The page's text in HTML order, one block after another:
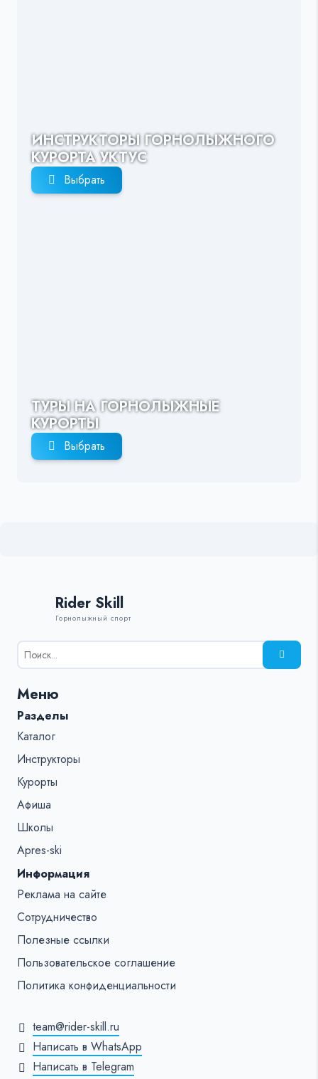
ИНСТРУКТОРЫ ГОРНОЛЫЖНОГО
КУРОРТА УКТУС
Выбрать
ТУРЫ НА ГОРНОЛЫЖНЫЕ
КУРОРТЫ
Выбрать
Rider Skill
Горнолыжный спорт
Результаты
поиска
%s:
Меню
Разделы
Каталог
Инструкторы
Курорты
Афиша
Школы
Apres-ski
Информация
Реклама на сайте
Сотрудничество
Полезные ссылки
Пользовательское соглашение
Политика конфиденциальности
team@rider-skill.ru
Написать в WhatsApp
Написать в Telegram